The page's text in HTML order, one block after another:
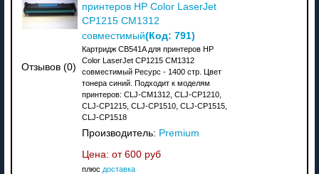
Отзывов (0)
принтеров HP Color LaserJet
CP1215 CM1312
совместимый(Код: 791)
Картридж CB541A для принтеров HP
Color LaserJet CP1215 CM1312
совместимый Ресурс - 1400 стр. Цвет
тонера синий. Подходит к моделям
принтеров: CLJ-CM1312, CLJ-CP1210,
CLJ-CP1215, CLJ-CP1510, CLJ-CP1515,
CLJ-CP1518
Производитель: Premium
Цена: от 600 руб
плюс доставка